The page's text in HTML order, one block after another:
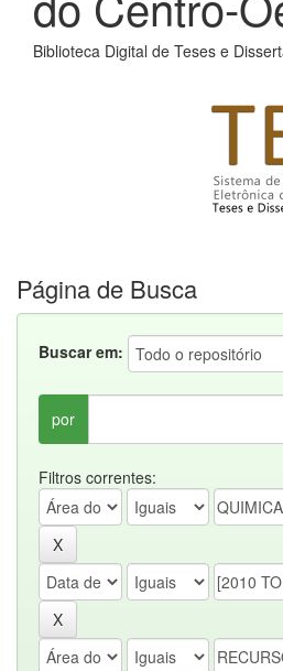
Biblioteca Digital de Teses e
Página de Busca
Buscar em:
por
Filtros correntes: